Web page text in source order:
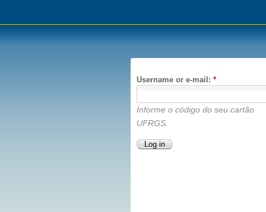
Username or e-mail: *
Informe o código do seu cartão
UFRGS.